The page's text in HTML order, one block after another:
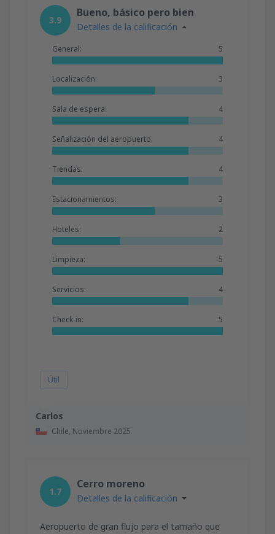
Carlos
Chile, Noviembre 2025
3.9
Bueno, básico pero bien
Detalles de la calificación
General: 5
Localización: 3
Sala de espera: 4
Señalización del aeropuerto: 4
Tiendas: 4
Estacionamientos: 3
Hoteles: 2
Limpieza: 5
Servicios: 4
Check-in: 5
Útil
1.7
Cerro moreno
Detalles de la calificación
Aeropuerto de gran flujo para el tamaño que